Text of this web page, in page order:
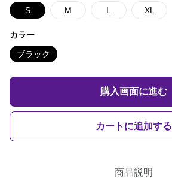
S M L XL
カラー
ブラック
購入画面に進む
カートに追加する
商品説明